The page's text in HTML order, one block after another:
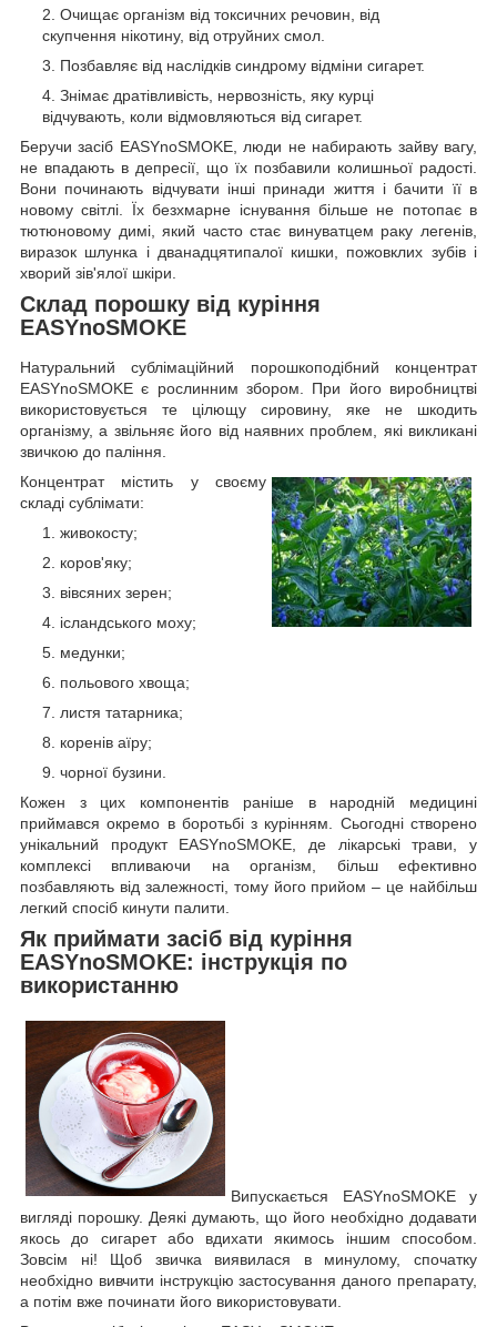
Очищає організм від токсичних речовин, від
скупчення нікотину, від отруйних смол.
Позбавляє від наслідків синдрому відміни сигарет.
Знімає дратівливість, нервозність, яку курці
відчувають, коли відмовляються від сигарет.
Беручи засіб EASYnoSMOKE, люди не набирають зайву вагу,
не впадають в депресії, що їх позбавили колишньої радості.
Вони починають відчувати інші принади життя і бачити її в
новому світлі. Їх безхмарне існування більше не потопає в
тютюновому димі, який часто стає винуватцем раку легенів,
виразок шлунка і дванадцятипалої кишки, пожовклих зубів і
хворий зів'ялої шкіри.
Склад порошку від куріння
EASYnoSMOKE
Натуральний сублімаційний порошкоподібний концентрат
EASYnoSMOKE є рослинним збором. При його виробництві
використовується те цілющу сировину, яке не шкодить
організму, а звільняє його від наявних проблем, які викликані
звичкою до паління.
Концентрат містить у своєму
складі сублімати:
живокосту;
коров'яку;
вівсяних зерен;
ісландського моху;
медунки;
польового хвоща;
листя татарника;
коренів аїру;
чорної бузини.
Кожен з цих компонентів раніше в народній медицині
приймався окремо в боротьбі з курінням. Сьогодні створено
унікальний продукт EASYnoSMOKE, де лікарські трави, у
комплексі впливаючи на організм, більш ефективно
позбавляють від залежності, тому його прийом – це найбільш
легкий спосіб кинути палити.
Як приймати засіб від куріння
EASYnoSMOKE: інструкція по
використанню
Випускається EASYnoSMOKE у
вигляді порошку. Деякі думають, що його необхідно додавати
якось до сигарет або вдихати якимось іншим способом.
Зовсім ні! Щоб звичка виявилася в минулому, спочатку
необхідно вивчити інструкцію застосування даного препарату,
а потім вже починати його використовувати.